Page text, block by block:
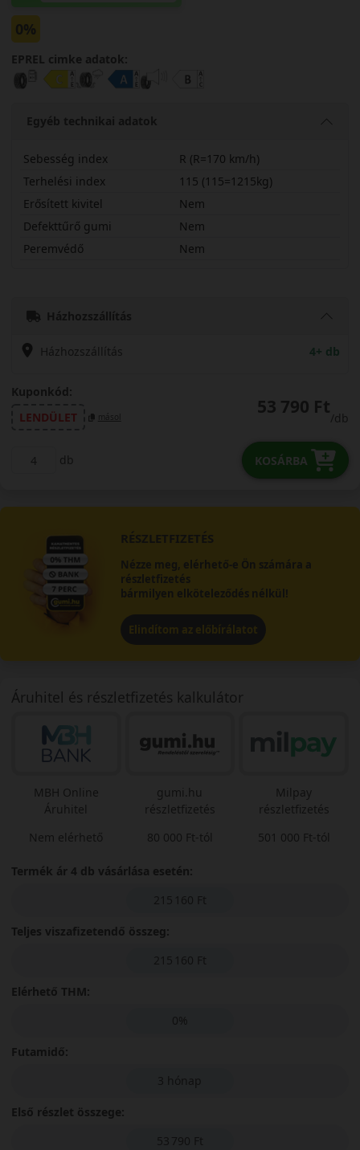
0%
EPREL cimke adatok:
Egyéb technikai adatok
Sebesség index
R (R=170 km/h)
Terhelési index
115 (115=1215kg)
Erősített kivitel
Nem
Defekttűrő gumi
Nem
Peremvédő
Nem
Házhozszállítás
Házhozszállítás 4+ db
Kuponkód:
LENDÜLET
másol 53 790 Ft
/db
db KOSÁRBA
RÉSZLETFIZETÉS
Nézze meg, elérhető-e Ön számára a
részletfizetés
bármilyen elköteleződés nélkül!
Elindítom az előbírálatot
Áruhitel és részletfizetés kalkulátor
MBH Online
Áruhitel
Nem elérhető
gumi.hu
részletfizetés
80 000 Ft-tól
Milpay
részletfizetés
501 000 Ft-tól
Termék ár 4 db vásárlása esetén:
215 160 Ft
Teljes viszafizetendő összeg:
215 160 Ft
Elérhető THM:
0%
Futamidő:
3 hónap
Első részlet összege:
53 790 Ft